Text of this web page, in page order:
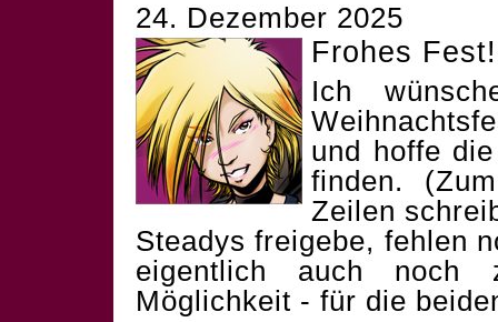
24. Dezember 2025
Frohes Fest!
Ich
und hoffe
finden.
Zeilen
Steadys freigebe, fehlen
eigentlich auch noch
Möglichkeit - für die